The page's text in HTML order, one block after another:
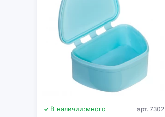
В наличии:много арт. 7302